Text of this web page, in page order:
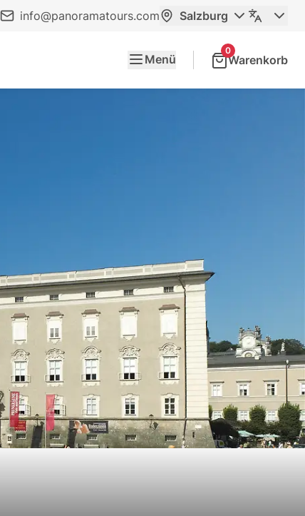
info@panoramatours.com Salzburg
Menü
0
Warenkorb